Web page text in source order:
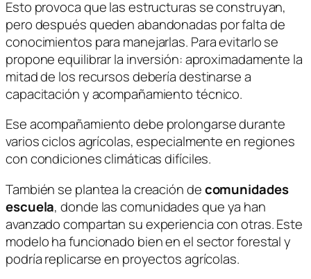
Esto provoca que las estructuras se construyan,
pero después queden abandonadas por falta de
conocimientos para manejarlas. Para evitarlo se
propone equilibrar la inversión: aproximadamente la
mitad de los recursos debería destinarse a
capacitación y acompañamiento técnico.
Ese acompañamiento debe prolongarse durante
varios ciclos agrícolas, especialmente en regiones
con condiciones climáticas difíciles.
También se plantea la creación decomunidades
escuela, donde las comunidades que ya han
avanzado compartan su experiencia con otras. Este
modelo ha funcionado bien en el sector forestal y
podría replicarse en proyectos agrícolas.